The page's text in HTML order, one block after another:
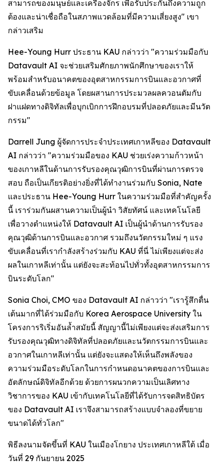
สามารถของมนุษย์และเครื่องจักร เพื่อรับประกันถึงความถูก
ต้องและน่าเชื่อถือในสภาพแวดล้อมที่มีความเสี่ยงสูง" เขา
กล่าวเสริม
Hee-Young Hurr ประธาน KAU กล่าวว่า "ความร่วมมือกับ
Datavault AI จะช่วยเสริมศักยภาพนักศึกษาของเราให้
พร้อมสำหรับอนาคตของอุตสาหกรรมการบินและอวกาศที่
ขับเคลื่อนด้วยข้อมูล โดยผสานการประมวลผลควอนตัมกับ
ฝาแฝดทางดิจิทัลเพื่อบุกเบิกการฝึกอบรมที่ปลอดภัยและมีนวัต
กรรม"
Darrell Jung ผู้จัดการประจำประเทศเกาหลีของ Datavault
AI กล่าวว่า "ความร่วมมือของ KAU ช่วยเร่งความก้าวหน้า
ของเกาหลีในด้านการรับรองคุณวุฒิการบินที่ผ่านการตรวจ
สอบ ถือเป็นเกียรติอย่างยิ่งที่ได้ทำงานร่วมกับ Sonia, Nate
และประธาน Hee-Young Hurr ในความร่วมมือที่สำคัญครั้ง
นี้ เราร่วมกันผสานความเป็นผู้นำ วิสัยทัศน์ และเทคโนโลยี
เพื่อวางตำแหน่งให้ Datavault AI เป็นผู้นำด้านการรับรอง
คุณวุฒิด้านการบินและอวกาศ รวมถึงนวัตกรรมใหม่ ๆ แรง
ขับเคลื่อนที่เรากำลังสร้างร่วมกับ KAU ที่นี่ ไม่เพียงแต่จะส่ง
ผลในเกาหลีเท่านั้น แต่ยังจะสะท้อนไปทั่วทั้งอุตสาหกรรมการ
บินระดับโลก"
Sonia Choi, CMO ของ Datavault AI กล่าวว่า "เรารู้สึกตื่น
เต้นมากที่ได้ร่วมมือกับ Korea Aerospace University ใน
โครงการริเริ่มอันล้ำสมัยนี้ สัญญานี้ไม่เพียงแต่จะส่งเสริมการ
รับรองคุณวุฒิทางดิจิทัลที่ปลอดภัยและนวัตกรรมการบินและ
อวกาศในเกาหลีเท่านั้น แต่ยังจะแสดงให้เห็นถึงพลังของ
ความร่วมมือระดับโลกในการกำหนดอนาคตของการบินและ
อัตลักษณ์ดิจิทัลอีกด้วย ด้วยการผนวกความเป็นเลิศทาง
วิชาการของ KAU เข้ากับเทคโนโลยีที่ได้รับการจดสิทธิบัตร
ของ Datavault AI เราจึงสามารถสร้างแบบจำลองที่ขยาย
ขนาดได้ทั่วโลก"
พิธีลงนามจัดขึ้นที่ KAU ในเมืองโกยาง ประเทศเกาหลีใต้ เมื่อ
วันที่ 29 กันยายน 2025